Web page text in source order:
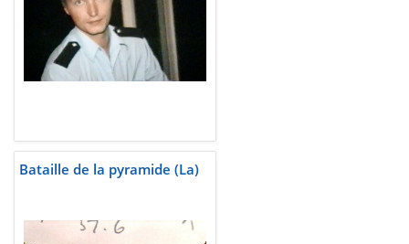
Bataille de la pyramide (La)